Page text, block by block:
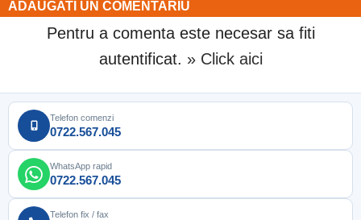
ADAUGATI UN COMENTARIU
Pentru a comenta este necesar sa fiti
autentificat. » Click aici
Telefon comenzi
0722.567.045
WhatsApp rapid
0722.567.045
Telefon fix / fax